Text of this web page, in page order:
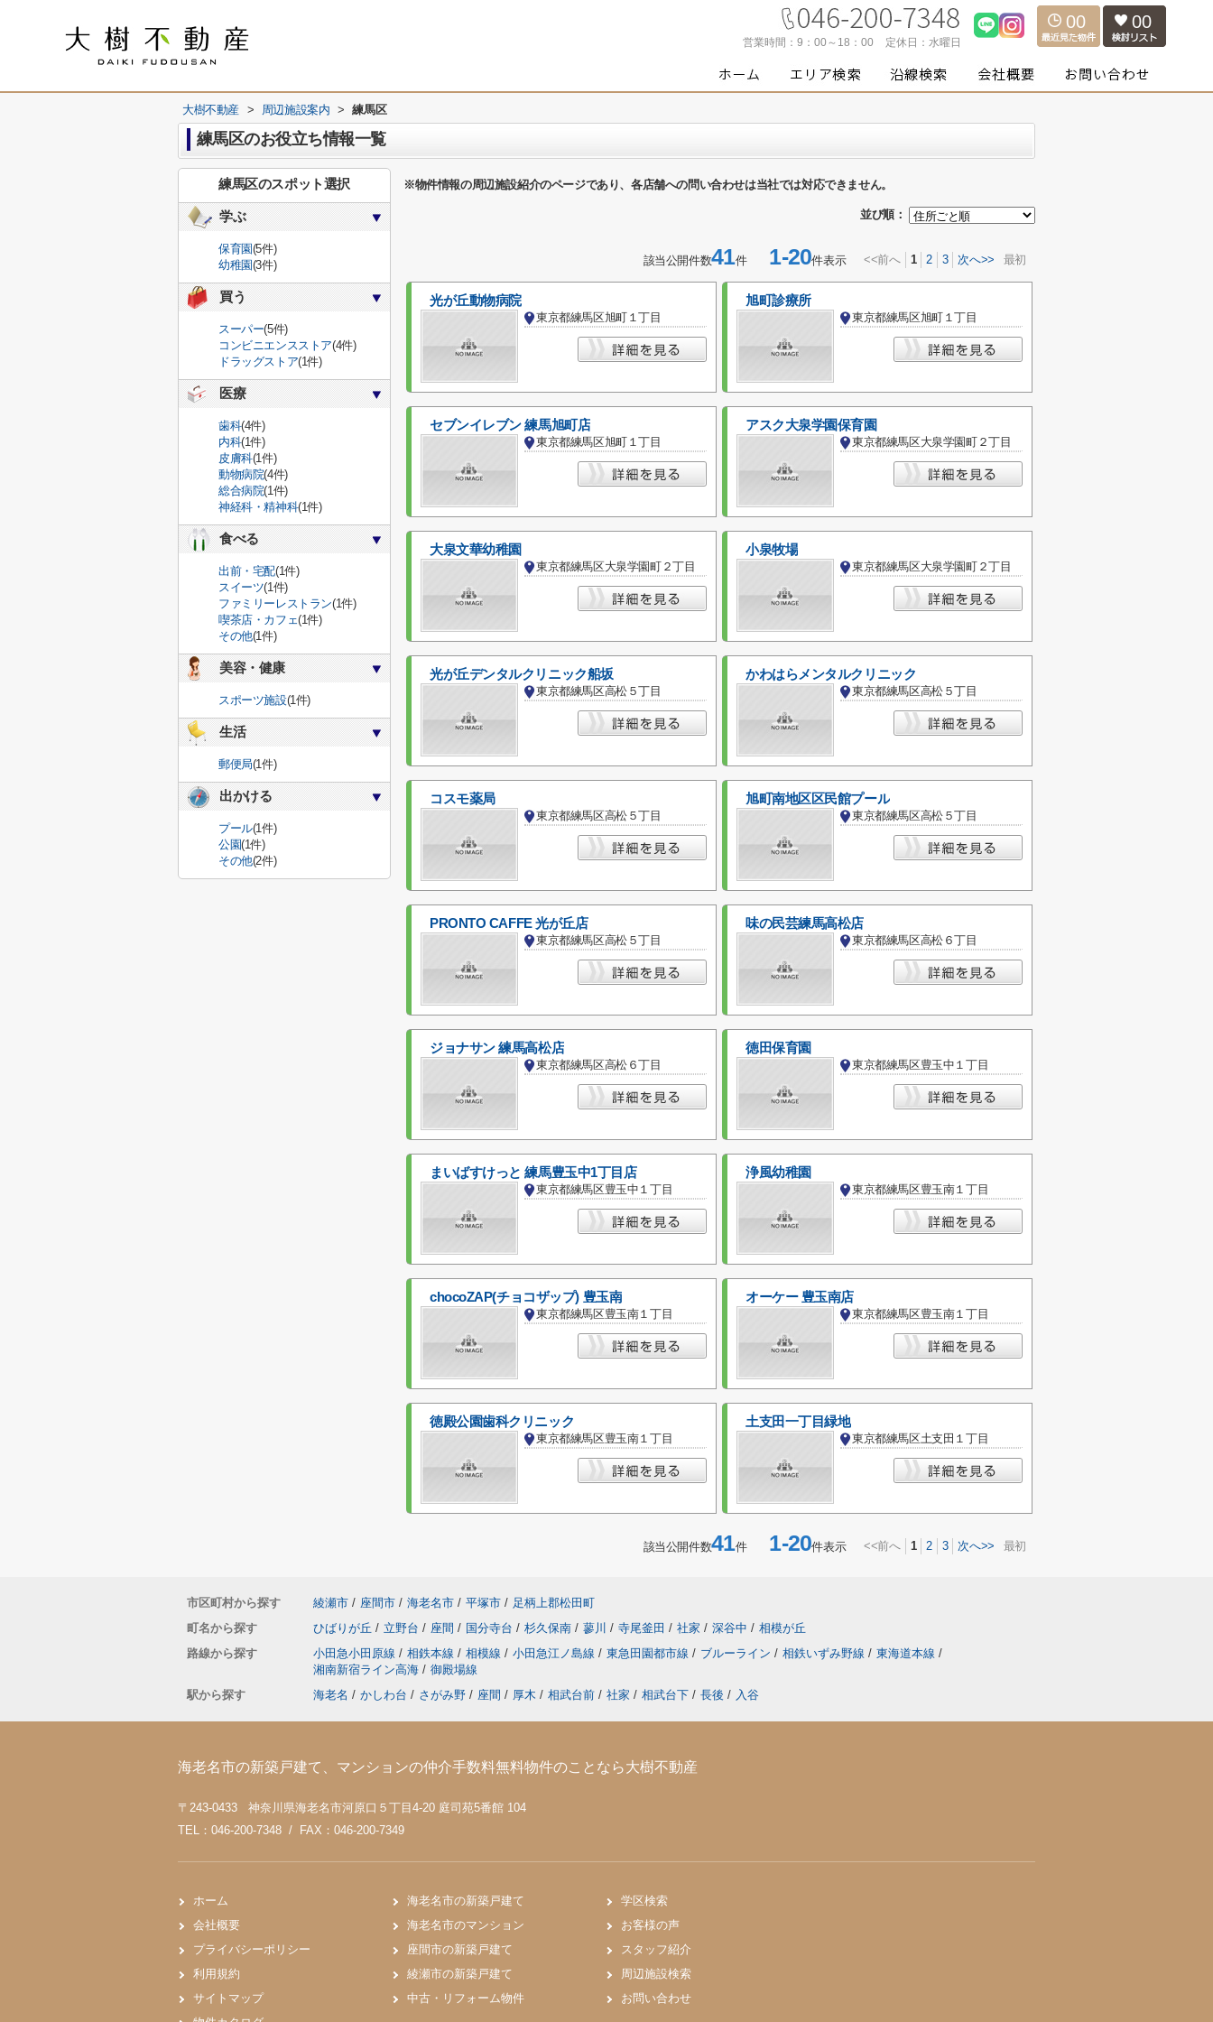
営業時間： 9：00～18：00 定休日： 水曜日
00 00
大樹不動産 > 周辺施設案内 > 練馬区
練馬区のお役立ち情報一覧
※物件情報の周辺施設紹介のページであり、各店舗への問い合わせは当社では対応できません。
並び順：
該当公開件数41件1-20件表示 <<前へ 1 2 3 次へ>> 最初
光が丘動物病院
東京都練馬区旭町１丁目
旭町診療所
東京都練馬区旭町１丁目
セブンイレブン 練馬旭町店
東京都練馬区旭町１丁目
アスク大泉学園保育園
東京都練馬区大泉学園町２丁目
大泉文華幼稚園
東京都練馬区大泉学園町２丁目
小泉牧場
東京都練馬区大泉学園町２丁目
光が丘デンタルクリニック船坂
東京都練馬区高松５丁目
かわはらメンタルクリニック
東京都練馬区高松５丁目
コスモ薬局
東京都練馬区高松５丁目
旭町南地区区民館プール
東京都練馬区高松５丁目
PRONTO CAFFE 光が丘店
東京都練馬区高松５丁目
味の民芸練馬高松店
東京都練馬区高松６丁目
ジョナサン 練馬高松店
東京都練馬区高松６丁目
徳田保育園
東京都練馬区豊玉中１丁目
まいばすけっと 練馬豊玉中1丁目店
東京都練馬区豊玉中１丁目
浄風幼稚園
東京都練馬区豊玉南１丁目
chocoZAP(チョコザップ) 豊玉南
東京都練馬区豊玉南１丁目
オーケー 豊玉南店
東京都練馬区豊玉南１丁目
徳殿公園歯科クリニック
東京都練馬区豊玉南１丁目
土支田一丁目緑地
東京都練馬区土支田１丁目
該当公開件数41件1-20件表示 <<前へ 1 2 3 次へ>> 最初
練馬区のスポット選択
学ぶ
保育園(5件)
幼稚園(3件)
買う
スーパー(5件)
コンビニエンスストア(4件)
ドラッグストア(1件)
医療
歯科(4件)
内科(1件)
皮膚科(1件)
動物病院(4件)
総合病院(1件)
神経科・精神科(1件)
食べる
出前・宅配(1件)
スイーツ(1件)
ファミリーレストラン(1件)
喫茶店・カフェ(1件)
その他(1件)
美容・健康
スポーツ施設(1件)
生活
郵便局(1件)
出かける
プール(1件)
公園(1件)
その他(2件)
市区町村から探す 綾瀬市 / 座間市 / 海老名市 / 平塚市 / 足柄上郡松田町
町名から探す
ひばりが丘 / 立野台 / 座間 / 国分寺台 / 杉久保南 / 蓼川 / 寺尾釜田 / 社家 / 深谷中 / 相模が丘
路線から探す
小田急小田原線 / 相鉄本線 / 相模線 / 小田急江ノ島線 / 東急田園都市線 / ブルーライン / 相鉄いずみ野線 / 東海道本線 /
湘南新宿ライン高海 / 御殿場線
駅から探す
海老名 / かしわ台 / さがみ野 / 座間 / 厚木 / 相武台前 / 社家 / 相武台下 / 長後 / 入谷
海老名市の新築戸建て、マンションの仲介手数料無料物件のことなら大樹不動産
〒243-0433 神奈川県海老名市河原口５丁目4-20 庭司苑5番館 104
TEL：046-200-7348 / FAX：046-200-7349
ホーム
会社概要
プライバシーポリシー
利用規約
サイトマップ
海老名市の新築戸建て
海老名市のマンション
座間市の新築戸建て
綾瀬市の新築戸建て
中古・リフォーム物件
学区検索
お客様の声
スタッフ紹介
周辺施設検索
お問い合わせ